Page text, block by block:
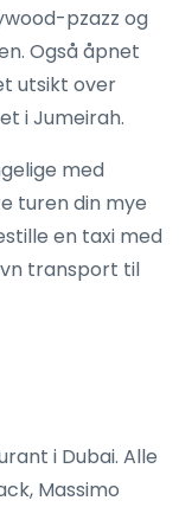
pzazz og
Også åpnet
utsikt over
i Jumeirah.
med
turen din mye
en taxi med
transport til
i Dubai. Alle
Massimo